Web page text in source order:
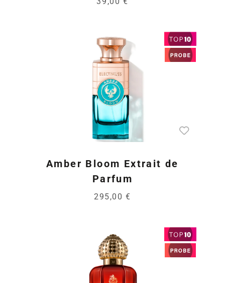
Amber Bloom Extrait de
Parfum
295,00 €